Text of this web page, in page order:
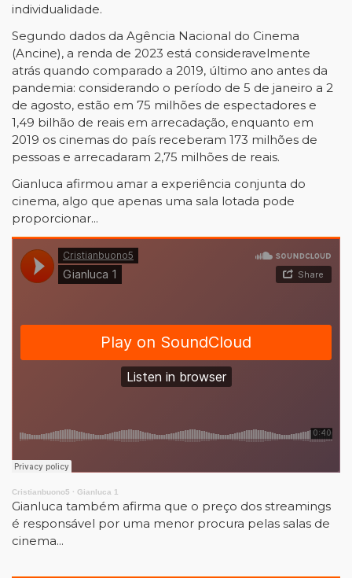
individualidade.
Segundo dados da Agência Nacional do Cinema
(Ancine), a renda de 2023 está consideravelmente
atrás quando comparado a 2019, último ano antes da
pandemia: considerando o período de 5 de janeiro a 2
de agosto, estão em 75 milhões de espectadores e
1,49 bilhão de reais em arrecadação, enquanto em
2019 os cinemas do país receberam 173 milhões de
pessoas e arrecadaram 2,75 milhões de reais.
Gianluca afirmou amar a experiência conjunta do
cinema, algo que apenas uma sala lotada pode
proporcionar...
Cristianbuono5 · Gianluca 1
Gianluca também afirma que o preço dos streamings
é responsável por uma menor procura pelas salas de
cinema...